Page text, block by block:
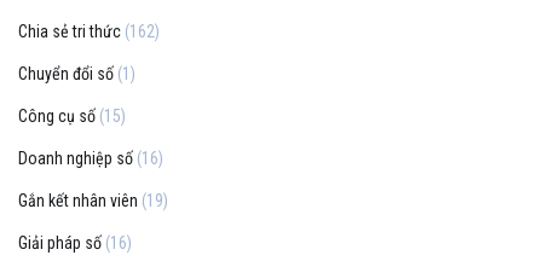
Chia sẻ tri thức (162)
Chuyển đổi số (1)
Công cụ số (15)
Doanh nghiệp số (16)
Gắn kết nhân viên (19)
Giải pháp số (16)